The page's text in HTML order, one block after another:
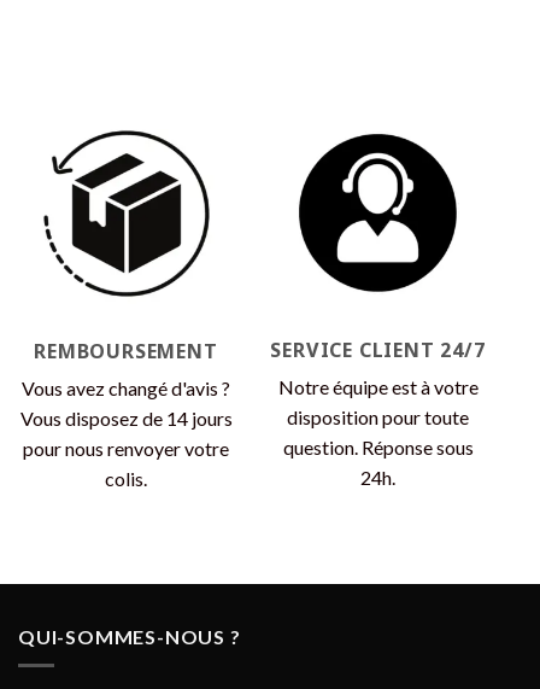
REMBOURSEMENT
Vous avez changé d'avis ?
Vous disposez de 14 jours
pour nous renvoyer votre
colis.
SERVICE CLIENT 24/7
Notre équipe est à votre
disposition pour toute
question. Réponse sous
24h.
QUI-SOMMES-NOUS ?